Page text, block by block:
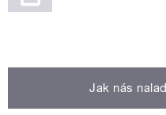
Jak nás